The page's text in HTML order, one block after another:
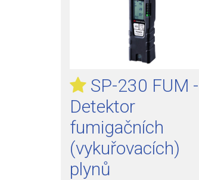
SP-230 FUM -
Detektor
fumigačních
(vykuřovacích)
plynů